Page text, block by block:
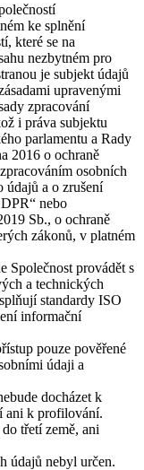
ke splnění
které se na
nezbytném pro
je subjekt údajů
upravenými
zpracování
i práva subjektu
parlamentu a Rady
2016 o ochraně
osobních
údajů a o zrušení
nebo
Sb., o ochraně
zákonů, v platném
Společnost provádět s
a technických
standardy ISO
informační
pouze pověřené
údaji a
docházet k
ani k profilování.
třetí země, ani
údajů nebyl určen.